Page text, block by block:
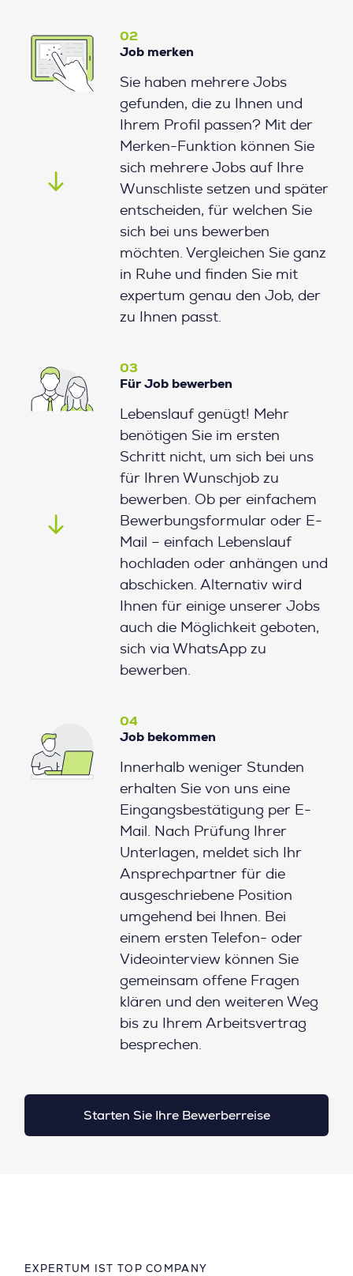
02
Job merken
Sie haben mehrere Jobs
gefunden, die zu Ihnen und
Ihrem Profil passen? Mit der
Merken-Funktion können Sie
sich mehrere Jobs auf Ihre
Wunschliste setzen und später
entscheiden, für welchen Sie
sich bei uns bewerben
möchten. Vergleichen Sie ganz
in Ruhe und finden Sie mit
expertum genau den Job, der
zu Ihnen passt.
03
Für Job bewerben
Lebenslauf genügt! Mehr
benötigen Sie im ersten
Schritt nicht, um sich bei uns
für Ihren Wunschjob zu
bewerben. Ob per einfachem
Bewerbungsformular oder E-
Mail – einfach Lebenslauf
hochladen oder anhängen und
abschicken. Alternativ wird
Ihnen für einige unserer Jobs
auch die Möglichkeit geboten,
sich via WhatsApp zu
bewerben.
04
Job bekommen
Innerhalb weniger Stunden
erhalten Sie von uns eine
Eingangsbestätigung per E-
Mail. Nach Prüfung Ihrer
Unterlagen, meldet sich Ihr
Ansprechpartner für die
ausgeschriebene Position
umgehend bei Ihnen. Bei
einem ersten Telefon- oder
Videointerview können Sie
gemeinsam offene Fragen
klären und den weiteren Weg
bis zu Ihrem Arbeitsvertrag
besprechen.
Starten Sie Ihre Bewerberreise
EXPERTUM IST TOP COMPANY